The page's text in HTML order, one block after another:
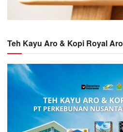
Teh Kayu Aro & Kopi Royal Aro